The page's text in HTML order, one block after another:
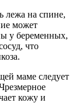
лежа на спине,
может
у беременных,
что
маме следует
кожу и